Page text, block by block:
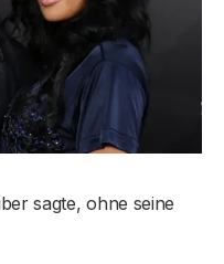
sagte, ohne seine